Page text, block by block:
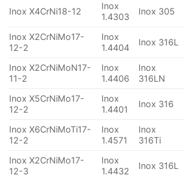
Inox X4CrNi18-12
Inox
1.4303
Inox 305
Inox X2CrNiMo17-
12-2
Inox
1.4404
Inox 316L
Inox X2CrNiMoN17-
11-2
Inox
1.4406
Inox
316LN
Inox X5CrNiMo17-
12-2
Inox
1.4401
Inox 316
Inox X6CrNiMoTi17-
12-2
Inox
1.4571
Inox
316Ti
Inox X2CrNiMo17-
12-3
Inox
1.4432
Inox 316L